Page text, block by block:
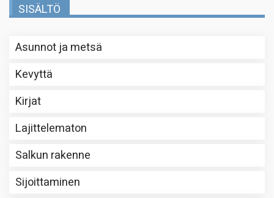
SISÄLTÖ
Asunnot ja metsä
Kevyttä
Kirjat
Lajittelematon
Salkun rakenne
Sijoittaminen